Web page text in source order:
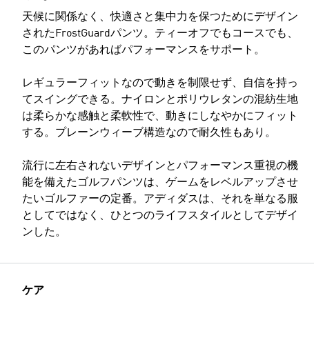
モデルのサイズ
天候に関係なく、快適さと集中力を保つためにデザイン
されたFrostGuardパンツ。ティーオフでもコースでも、
このパンツがあればパフォーマンスをサポート。
レギュラーフィットなので動きを制限せず、自信を持っ
てスイングできる。ナイロンとポリウレタンの混紡生地
は柔らかな感触と柔軟性で、動きにしなやかにフィット
する。プレーンウィーブ構造なので耐久性もあり。
流行に左右されないデザインとパフォーマンス重視の機
能を備えたゴルフパンツは、ゲームをレベルアップさせ
たいゴルファーの定番。アディダスは、それを単なる服
としてではなく、ひとつのライフスタイルとしてデザイ
ンした。
ケア